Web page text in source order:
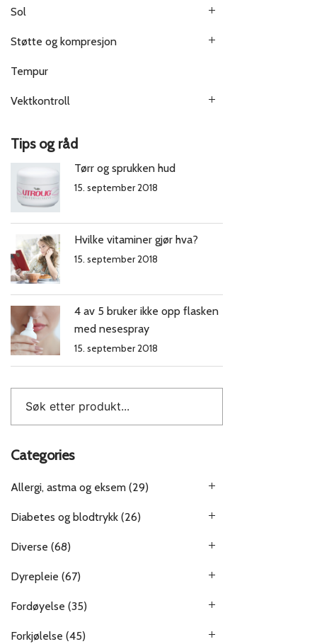
Sol
Støtte og kompresjon
Tempur
Vektkontroll
Tips og råd
Tørr og sprukken hud
15. september 2018
Hvilke vitaminer gjør hva?
15. september 2018
4 av 5 bruker ikke opp flasken
med nesespray
15. september 2018
Categories
Allergi, astma og eksem (29)
Diabetes og blodtrykk (26)
Diverse (68)
Dyrepleie (67)
Fordøyelse (35)
Forkjølelse (45)